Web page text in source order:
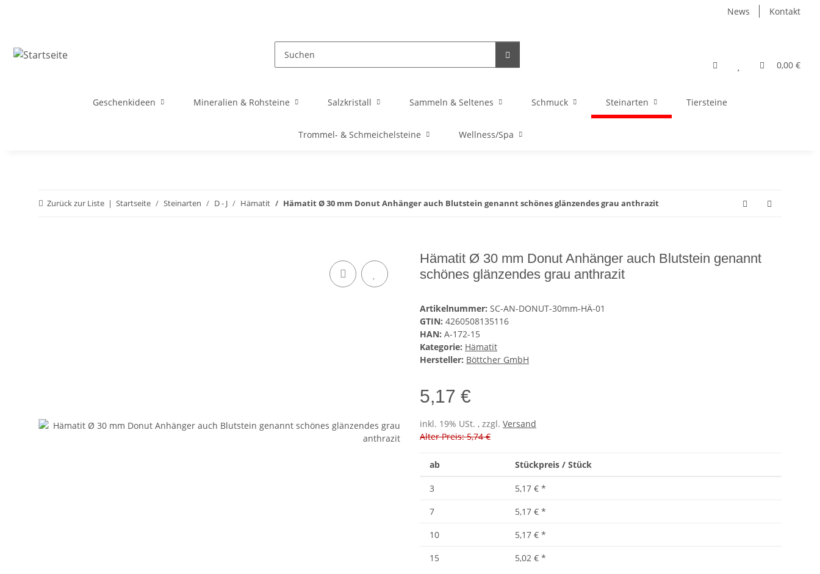
News Kontakt
0,00 €
Geschenkideen Mineralien & Rohsteine Salzkristall Sammeln & Seltenes Schmuck Steinarten Tiersteine
Trommel- & Schmeichelsteine Wellness/Spa
Zurück zur Liste Startseite Steinarten D - J Hämatit Hämatit Ø 30 mm Donut Anhänger auch Blutstein genannt schönes glänzendes grau anthrazit
Hämatit Ø 30 mm Donut Anhänger auch Blutstein genannt
schönes glänzendes grau anthrazit
Artikelnummer: SC-AN-DONUT-30mm-HÄ-01
GTIN: 4260508135116
HAN: A-172-15
Kategorie: Hämatit
Hersteller: Böttcher GmbH
5,17 €
inkl. 19% USt. , zzgl. Versand
Alter Preis: 5,74 €
ab Stückpreis / Stück
3 5,17 € *
7
5,17 € *
10
5,17 € *
15
5,02 € *